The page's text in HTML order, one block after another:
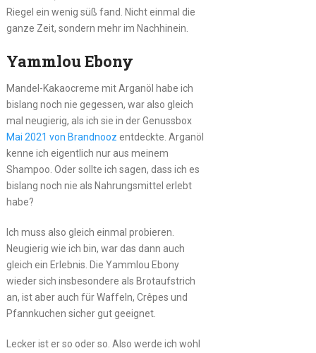
Riegel ein wenig süß fand. Nicht einmal die
ganze Zeit, sondern mehr im Nachhinein.
Yammlou Ebony
Mandel-Kakaocreme mit Arganöl habe ich
bislang noch nie gegessen, war also gleich
mal neugierig, als ich sie in der Genussbox
Mai 2021 von Brandnooz entdeckte. Arganöl
kenne ich eigentlich nur aus meinem
Shampoo. Oder sollte ich sagen, dass ich es
bislang noch nie als Nahrungsmittel erlebt
habe?
Ich muss also gleich einmal probieren.
Neugierig wie ich bin, war das dann auch
gleich ein Erlebnis. Die Yammlou Ebony
wieder sich insbesondere als Brotaufstrich
an, ist aber auch für Waffeln, Crêpes und
Pfannkuchen sicher gut geeignet.
Lecker ist er so oder so. Also werde ich wohl